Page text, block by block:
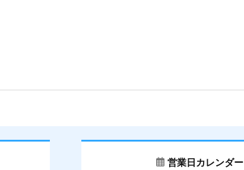
営業日カレンダー